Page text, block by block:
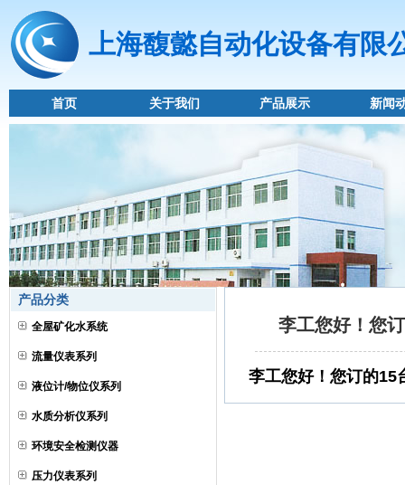
上海馥懿自动化设备有限
首页 关于我们 产品展示 新闻
产品分类
全屋矿化水系统
流量仪表系列
液位计/物位仪系列
水质分析仪系列
环境安全检测仪器
压力仪表系列
李工您好！您
李工您好！您订的15